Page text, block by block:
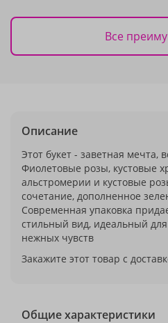
Все
Описание
Этот букет - заветная мечта,
Фиолетовые розы, кустовые
альстромерии и кустовые
сочетание, дополненное
Современная упаковка
стильный вид, идеальный
нежных чувств
Закажите этот товар с
Общие характеристики